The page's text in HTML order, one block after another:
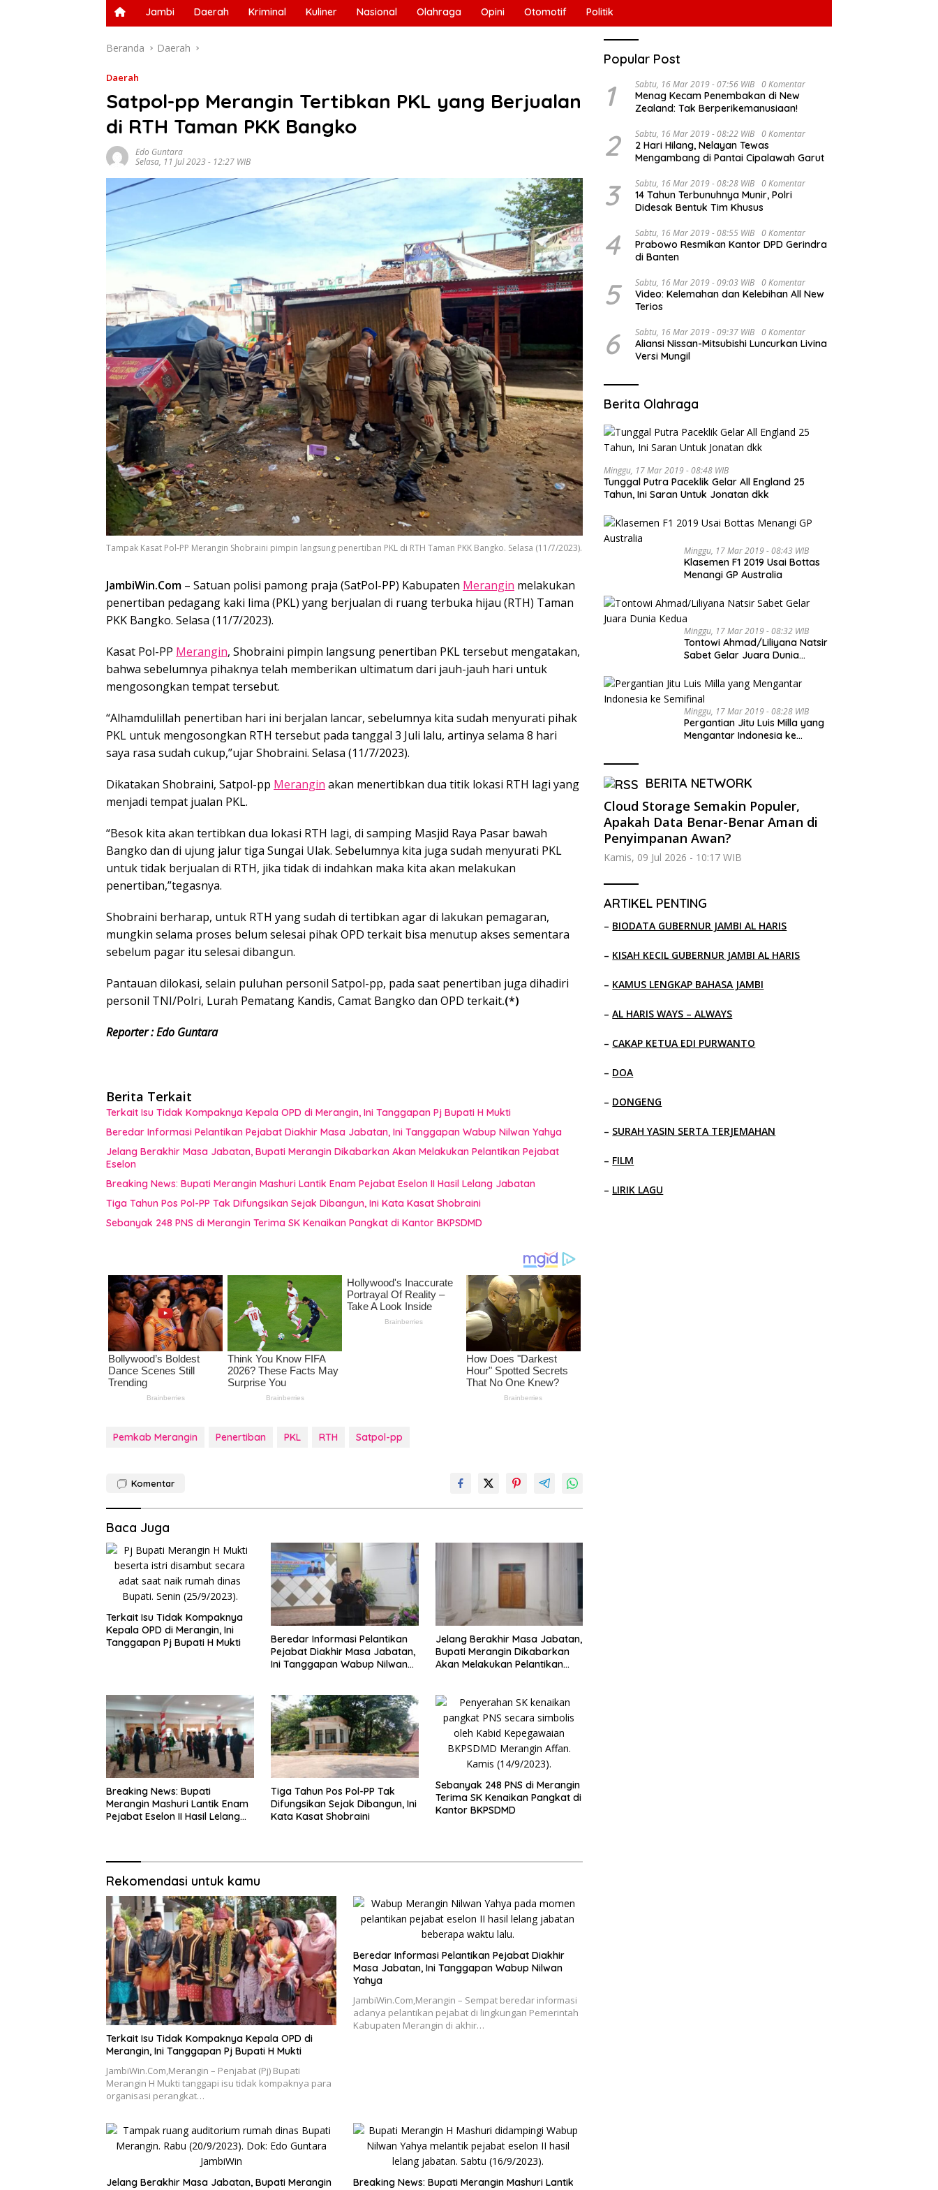
Jambi Daerah Kriminal Kuliner Nasional Olahraga Opini Otomotif Politik
Beranda Daerah
Daerah
Satpol-pp Merangin Tertibkan PKL yang Berjualan
di RTH Taman PKK Bangko
Edo Guntara
Selasa, 11 Jul 2023 - 12:27 WIB
Tampak Kasat Pol-PP Merangin Shobraini pimpin langsung penertiban PKL di RTH Taman PKK Bangko. Selasa (11/7/2023).
JambiWin.Com – Satuan polisi pamong praja (SatPol-PP) Kabupaten Merangin melakukan
penertiban pedagang kaki lima (PKL) yang berjualan di ruang terbuka hijau (RTH) Taman
PKK Bangko. Selasa (11/7/2023).
Kasat Pol-PP Merangin, Shobraini pimpin langsung penertiban PKL tersebut mengatakan,
bahwa sebelumnya pihaknya telah memberikan ultimatum dari jauh-jauh hari untuk
mengosongkan tempat tersebut.
“Alhamdulillah penertiban hari ini berjalan lancar, sebelumnya kita sudah menyurati pihak
PKL untuk mengosongkan RTH tersebut pada tanggal 3 Juli lalu, artinya selama 8 hari
saya rasa sudah cukup,”ujar Shobraini. Selasa (11/7/2023).
Dikatakan Shobraini, Satpol-pp Merangin akan menertibkan dua titik lokasi RTH lagi yang
menjadi tempat jualan PKL.
“Besok kita akan tertibkan dua lokasi RTH lagi, di samping Masjid Raya Pasar bawah
Bangko dan di ujung jalur tiga Sungai Ulak. Sebelumnya kita juga sudah menyurati PKL
untuk tidak berjualan di RTH, jika tidak di indahkan maka kita akan melakukan
penertiban,”tegasnya.
Shobraini berharap, untuk RTH yang sudah di tertibkan agar di lakukan pemagaran,
mungkin selama proses belum selesai pihak OPD terkait bisa menutup akses sementara
sebelum pagar itu selesai dibangun.
Pantauan dilokasi, selain puluhan personil Satpol-pp, pada saat penertiban juga dihadiri
personil TNI/Polri, Lurah Pematang Kandis, Camat Bangko dan OPD terkait.(*)
Reporter : Edo Guntara
Berita Terkait
Terkait Isu Tidak Kompaknya Kepala OPD di Merangin, Ini Tanggapan Pj Bupati H Mukti
Beredar Informasi Pelantikan Pejabat Diakhir Masa Jabatan, Ini Tanggapan Wabup Nilwan Yahya
Jelang Berakhir Masa Jabatan, Bupati Merangin Dikabarkan Akan Melakukan Pelantikan Pejabat
Eselon
Breaking News: Bupati Merangin Mashuri Lantik Enam Pejabat Eselon II Hasil Lelang Jabatan
Tiga Tahun Pos Pol-PP Tak Difungsikan Sejak Dibangun, Ini Kata Kasat Shobraini
Sebanyak 248 PNS di Merangin Terima SK Kenaikan Pangkat di Kantor BKPSDMD
Pemkab Merangin Penertiban PKL RTH Satpol-pp
Komentar
Baca Juga
Terkait Isu Tidak Kompaknya
Kepala OPD di Merangin, Ini
Tanggapan Pj Bupati H Mukti
Beredar Informasi Pelantikan
Pejabat Diakhir Masa Jabatan,
Ini Tanggapan Wabup Nilwan
Jelang Berakhir Masa Jabatan,
Bupati Merangin Dikabarkan
Akan Melakukan Pelantikan
Breaking News: Bupati
Merangin Mashuri Lantik Enam
Pejabat Eselon II Hasil Lelang
Tiga Tahun Pos Pol-PP Tak
Difungsikan Sejak Dibangun, Ini
Kata Kasat Shobraini
Sebanyak 248 PNS di Merangin
Terima SK Kenaikan Pangkat di
Kantor BKPSDMD
Rekomendasi untuk kamu
Terkait Isu Tidak Kompaknya Kepala OPD di
Merangin, Ini Tanggapan Pj Bupati H Mukti
JambiWin.Com,Merangin – Penjabat (Pj) Bupati
Merangin H Mukti tanggapi isu tidak kompaknya para
organisasi perangkat…
Beredar Informasi Pelantikan Pejabat Diakhir
Masa Jabatan, Ini Tanggapan Wabup Nilwan
Yahya
JambiWin.Com,Merangin – Sempat beredar informasi
adanya pelantikan pejabat di lingkungan Pemerintah
Kabupaten Merangin di akhir…
Jelang Berakhir Masa Jabatan, Bupati Merangin
Breaking News: Bupati Merangin Mashuri Lantik
Popular Post
1 Sabtu, 16 Mar 2019 - 07:56 WIB 0 Komentar
Menag Kecam Penembakan di New
Zealand: Tak Berperikemanusiaan!
2 Sabtu, 16 Mar 2019 - 08:22 WIB 0 Komentar
2 Hari Hilang, Nelayan Tewas
Mengambang di Pantai Cipalawah Garut
3 Sabtu, 16 Mar 2019 - 08:28 WIB 0 Komentar
14 Tahun Terbunuhnya Munir, Polri
Didesak Bentuk Tim Khusus
4 Sabtu, 16 Mar 2019 - 08:55 WIB 0 Komentar
Prabowo Resmikan Kantor DPD Gerindra
di Banten
5 Sabtu, 16 Mar 2019 - 09:03 WIB 0 Komentar
Video: Kelemahan dan Kelebihan All New
Terios
6 Sabtu, 16 Mar 2019 - 09:37 WIB 0 Komentar
Aliansi Nissan-Mitsubishi Luncurkan Livina
Versi Mungil
Berita Olahraga
Minggu, 17 Mar 2019 - 08:48 WIB
Tunggal Putra Paceklik Gelar All England 25
Tahun, Ini Saran Untuk Jonatan dkk
Minggu, 17 Mar 2019 - 08:43 WIB
Klasemen F1 2019 Usai Bottas
Menangi GP Australia
Minggu, 17 Mar 2019 - 08:32 WIB
Tontowi Ahmad/Liliyana Natsir
Sabet Gelar Juara Dunia
Minggu, 17 Mar 2019 - 08:28 WIB
Pergantian Jitu Luis Milla yang
Mengantar Indonesia ke
BERITA NETWORK
Cloud Storage Semakin Populer,
Apakah Data Benar-Benar Aman di
Penyimpanan Awan?
Kamis, 09 Jul 2026 - 10:17 WIB
ARTIKEL PENTING
– BIODATA GUBERNUR JAMBI AL HARIS
– KISAH KECIL GUBERNUR JAMBI AL HARIS
– KAMUS LENGKAP BAHASA JAMBI
–AL HARIS WAYS – ALWAYS
– CAKAP KETUA EDI PURWANTO
– DOA
– DONGENG
– SURAH YASIN SERTA TERJEMAHAN
– FILM
– LIRIK LAGU